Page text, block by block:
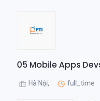
05 Mobile Apps
Hà Nội, full_time